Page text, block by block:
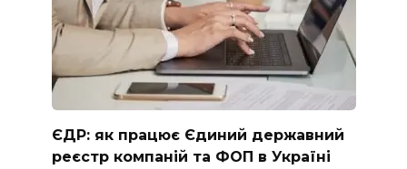
ЄДР: як працює Єдиний державний
реєстр компаній та ФОП в Україні